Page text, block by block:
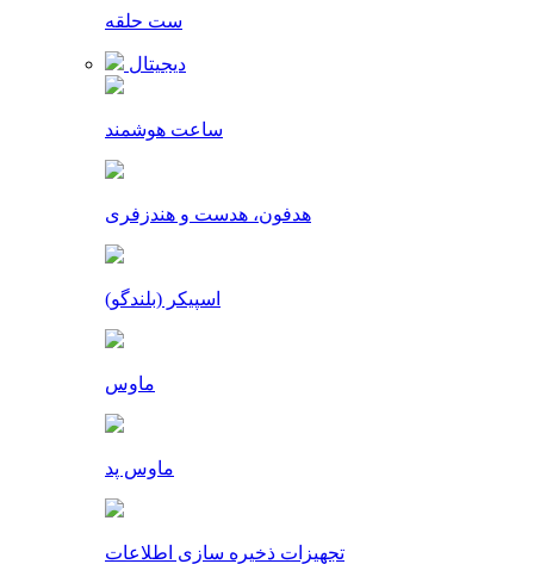
ست حلقه
دیجیتال
ساعت هوشمند
هدفون، هدست و هندزفری
اسپیکر (بلندگو)
ماوس
ماوس پد
تجهیزات ذخیره سازی اطلاعات